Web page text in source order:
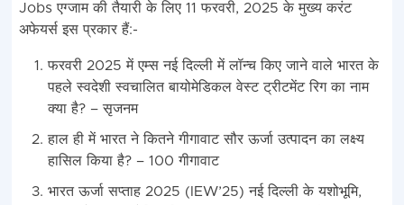
Jobs एग्जाम की तैयारी के लिए 11 फरवरी, 2025 के मुख्य करंट
अफेयर्स इस प्रकार हैं:-
फरवरी 2025 में एम्स नई दिल्ली में लॉन्च किए जाने वाले भारत के
पहले स्वदेशी स्वचालित बायोमेडिकल वेस्ट ट्रीटमेंट रिग का नाम
क्या है? – सृजनम
हाल ही में भारत ने कितने गीगावाट सौर ऊर्जा उत्पादन का लक्ष्य
हासिल किया है? – 100 गीगावाट
भारत ऊर्जा सप्ताह 2025 (IEW’25) नई दिल्ली के यशोभूमि,